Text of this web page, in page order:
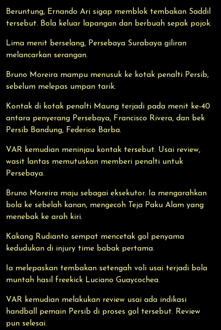
Beruntung, Ernando Ari sigap memblok tembakan Saddil
tersebut. Bola keluar lapangan dan berbuah sepak pojok.
Lima menit berselang, Persebaya Surabaya giliran
melancarkan serangan.
Bruno Moreira mampu menusuk ke kotak penalti Persib,
sebelum melepas umpan tarik.
Kontak di kotak penalti Maung terjadi pada menit ke-40
antara penyerang Persebaya, Francisco Rivera, dan bek
Persib Bandung, Federico Barba.
VAR kemudian meninjau kontak tersebut. Usai review,
wasit lantas memutuskan memberi penalti untuk
Persebaya.
Bruno Moreira maju sebagai eksekutor. Ia mengarahkan
bola ke sebelah kanan, mengecoh Teja Paku Alam yang
menebak ke arah kiri.
Kakang Rudianto sempat mencetak gol penyama
kedudukan di injury time babak pertama.
Ia melepaskan tembakan setengah voli usai terjadi bola
muntah hasil freekick Luciano Guaycochea.
VAR kemudian melakukan review usai ada indikasi
handball pemain Persib di proses gol tersebut. Review
pun selesai.